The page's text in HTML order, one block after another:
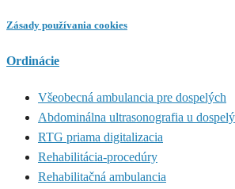
Zásady používania cookies
Ordinácie
Všeobecná ambulancia pre dospelých
Abdominálna ultrasonografia u
RTG priama digitalizacia
Rehabilitácia-procedúry
Rehabilitačná ambulancia